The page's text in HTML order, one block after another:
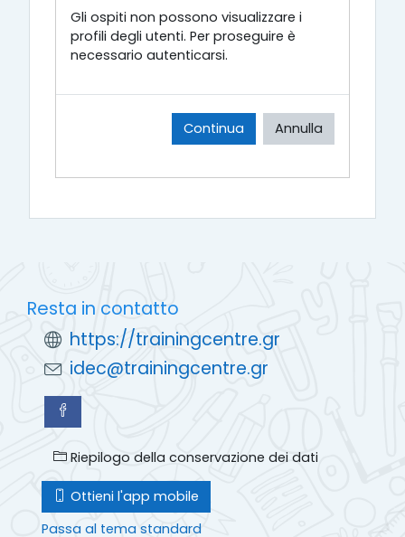
Gli ospiti non possono visualizzare i
profili degli utenti. Per proseguire è
necessario autenticarsi.
Continua Annulla
Resta in contatto
https://trainingcentre.gr
idec@trainingcentre.gr
Riepilogo della conservazione dei dati
Ottieni l'app mobile
Passa al tema standard